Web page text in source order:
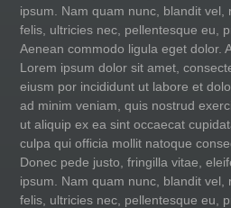
ipsum. Nam quam nunc, blandit vel,
felis, ultricies nec, pellentesque eu,
Aenean commodo ligula eget dolor.
Lorem ipsum dolor sit amet,
eiusm por incididunt ut labore et
ad minim veniam, quis nostrud
ut aliquip ex ea sint occaecat
culpa qui officia mollit natoque
Donec pede justo, fringilla vitae,
ipsum. Nam quam nunc, blandit vel,
felis, ultricies nec, pellentesque eu,